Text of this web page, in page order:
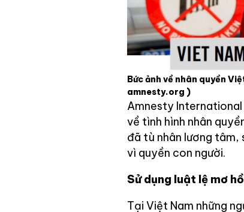
Bức ảnh về nhân quyền
amnesty.org )
Amnesty
về tình hình nhân
đã tù nhân lương tâm,
vì quyền con người.
Sử dụng luật lệ mơ hồ
Tại Việt Nam những